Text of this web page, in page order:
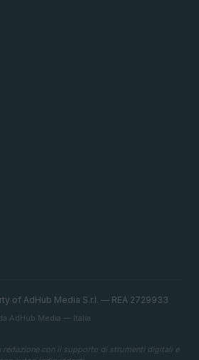
of AdHub Media S.r.l. — REA 2729933
AdHub Media — Italia
redazione con il supporto di strumenti digitali e